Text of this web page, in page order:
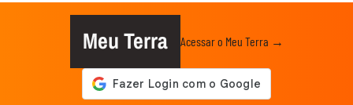
Meu Terra Acessar o Meu Terra →